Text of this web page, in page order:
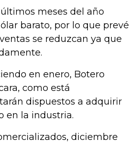
meses del año
barato, por lo que prevé
se reduzcan ya que
en enero, Botero
como está
dispuestos a adquirir
en la industria.
diciembre